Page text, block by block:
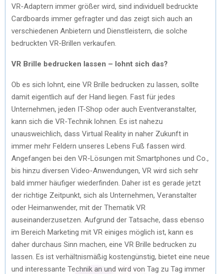
VR-Adaptern immer größer wird, sind individuell bedruckte
Cardboards immer gefragter und das zeigt sich auch an
verschiedenen Anbietern und Dienstleistern, die solche
bedruckten VR-Brillen verkaufen.
VR Brille bedrucken lassen – lohnt sich das?
Ob es sich lohnt, eine VR Brille bedrucken zu lassen, sollte
damit eigentlich auf der Hand liegen. Fast für jedes
Unternehmen, jeden IT-Shop oder auch Eventveranstalter,
kann sich die VR-Technik lohnen. Es ist nahezu
unausweichlich, dass Virtual Reality in naher Zukunft in
immer mehr Feldern unseres Lebens Fuß fassen wird.
Angefangen bei den VR-Lösungen mit Smartphones und Co.,
bis hinzu diversen Video-Anwendungen, VR wird sich sehr
bald immer häufiger wiederfinden. Daher ist es gerade jetzt
der richtige Zeitpunkt, sich als Unternehmen, Veranstalter
oder Heimanwender, mit der Thematik VR
auseinanderzusetzen. Aufgrund der Tatsache, dass ebenso
im Bereich Marketing mit VR einiges möglich ist, kann es
daher durchaus Sinn machen, eine VR Brille bedrucken zu
lassen. Es ist verhältnismäßig kostengünstig, bietet eine neue
und interessante Technik an und wird von Tag zu Tag immer